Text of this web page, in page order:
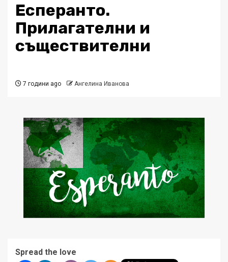
Есперанто.
Прилагателни и
съществителни
7 години ago Ангелина Иванова
Spread the love